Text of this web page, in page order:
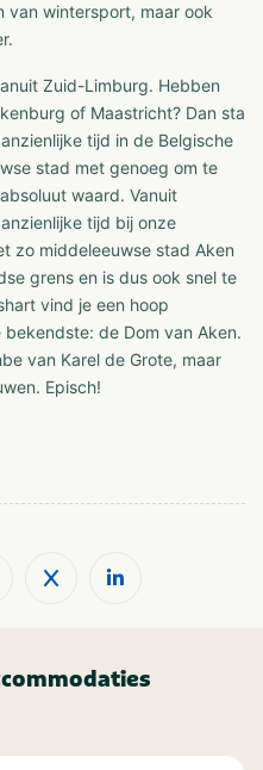
van wintersport, maar ook
Zuid-Limburg. Hebben
of Maastricht? Dan sta
tijd in de Belgische
stad met genoeg om te
waard. Vanuit
tijd bij onze
zo middeleeuwse stad Aken
grens en is dus ook snel te
vind je een hoop
de Dom van Aken.
van Karel de Grote, maar
Episch!